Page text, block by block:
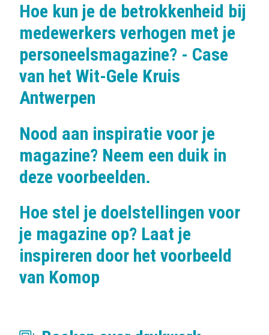
Hoe kun je de betrokkenheid bij
medewerkers verhogen met je
personeelsmagazine? - Case
van het Wit-Gele Kruis
Antwerpen
Nood aan inspiratie voor je
magazine? Neem een duik in
deze voorbeelden.
Hoe stel je doelstellingen voor
je magazine op? Laat je
inspireren door het voorbeeld
van Komop